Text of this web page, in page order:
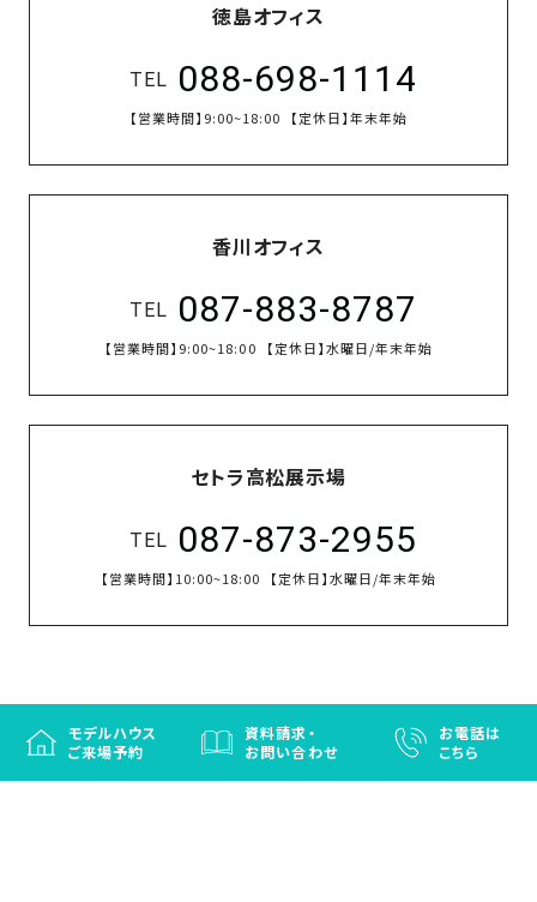
モデルハウス
ご来場予約
資料請求・
お問い合わせ
お電話は
こちら
徳島オフィス
TEL 088-698-1114
【営業時間】 9:00~18:00 【定休日】年末年始
香川オフィス
TEL 087-883-8787
【営業時間】 9:00~18:00 【定休日】水曜日/年末年始
セトラ高松展示場
TEL 087-873-2955
【営業時間】 10:00~18:00 【定休日】水曜日/年末年始